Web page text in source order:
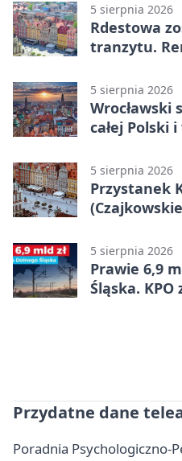
5 sierpnia 2026
Rdestowa
tranzytu.
5 sierpnia 2026
Wrocławski
całej Polski
5 sierpnia 2026
Przystanek
5 sierpnia 2026
Prawie 6,9
Śląska.
Przydatne dane
Poradnia Psychologiczno-